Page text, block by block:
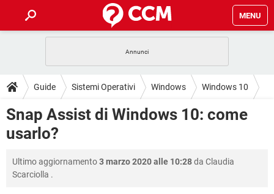
MENU
INTRATTENIMENTO ANDROID
iOS WINDOWS 10
INSTAGRAM
HARDWARE
GUIDE
COVID-19
INTRATTENIMENTO ANDROID
INSTAGRAM WHATSAPP
DOWNLOAD
COVID-19
iOS
FORUM
COVID-19 GAMING
GLOSSARIO
Guide Sistemi Operativi Windows Windows 10
Snap Assist di Windows 10: come
usarlo?
Ultimo aggiornamento3 marzo 2020 alle 10:28da Claudia
Scarciolla .